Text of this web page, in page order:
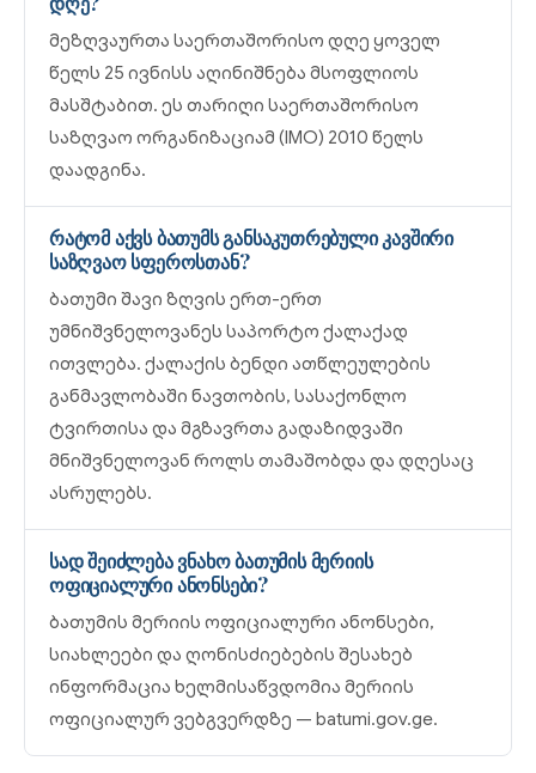
მეზღვაურთა საერთაშორისო დღე ყოველ
წელს 25 ივნისს აღინიშნება მსოფლიოს
მასშტაბით. ეს თარიღი საერთაშორისო
საზღვაო ორგანიზაციამ (IMO) 2010 წელს
დაადგინა.
რატომ აქვს ბათუმს განსაკუთრებული კავშირი
საზღვაო სფეროსთან?
ბათუმი შავი ზღვის ერთ-ერთ
უმნიშვნელოვანეს საპორტო ქალაქად
ითვლება. ქალაქის ბენდი ათწლეულების
განმავლობაში ნავთობის, სასაქონლო
ტვირთისა და მგზავრთა გადაზიდვაში
მნიშვნელოვან როლს თამაშობდა და დღესაც
ასრულებს.
სად შეიძლება ვნახო ბათუმის მერიის
ოფიციალური ანონსები?
ბათუმის მერიის ოფიციალური ანონსები,
სიახლეები და ღონისძიებების შესახებ
ინფორმაცია ხელმისაწვდომია მერიის
ოფიციალურ ვებგვერდზე — batumi.gov.ge.